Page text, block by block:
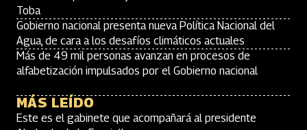
Toba
Gobierno nacional presenta nueva Política Nacional del
Agua, de cara a los desafíos climáticos actuales
Más de 49 mil personas avanzan en procesos de
alfabetización impulsados por el Gobierno nacional
MÁS LEÍDO
Este es el gabinete que acompañará al presidente